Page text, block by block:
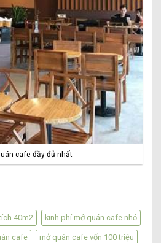
cafe đầy đủ nhất
40m2 kinh phí mở quán cafe nhỏ
cafe mở quán cafe vốn 100 triệu